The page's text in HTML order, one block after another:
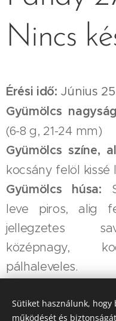
Nincs
Érési idő: Június
Gyümölcs
(6-8 g, 21-24 mm)
Gyümölcs színe,
kocsány felöl
Gyümölcs húsa:
leve piros, alig
jellegzetes
középnagy,
pálhaleveles.
Csengődi
Sütiket használunk,
működését és